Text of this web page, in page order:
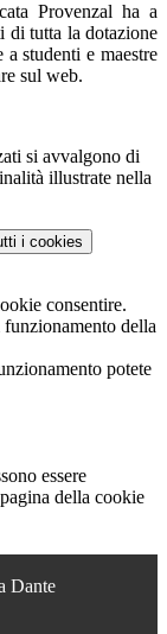
Provenzal ha a
di tutta la dotazione
studenti e maestre
sul web.
si avvalgono di
illustrate nella
i cookies
consentire.
della
potete
essere
della cookie
Dante